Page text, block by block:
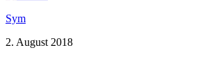
Sym
2. August 2018